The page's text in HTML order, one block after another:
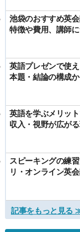
池袋のおすすめ英
特徴や費用、講師
英語プレゼンで使
本題・結論の構成
英語を学ぶメリッ
収入・視野が広が
スピーキングの練
リ・オンライン英
記事をもっと見る